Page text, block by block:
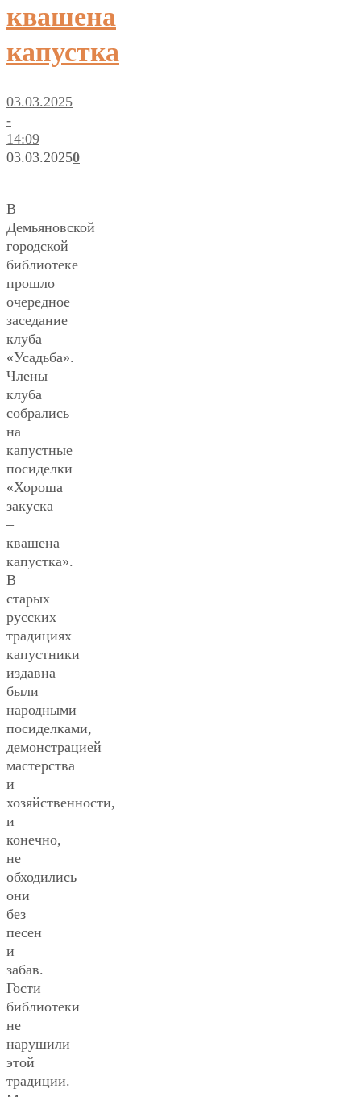
квашена
капустка
03.03.2025
-
14:09
03.03.20250
В
Демьяновской
городской
библиотеке
прошло
очередное
заседание
клуба
«Усадьба».
Члены
клуба
собрались
на
капустные
посиделки
«Хороша
закуска
–
квашена
капустка».
В
старых
русских
традициях
капустники
издавна
были
народными
посиделками,
демонстрацией
мастерства
и
хозяйственности,
и
конечно,
не
обходились
они
без
песен
и
забав.
Гости
библиотеки
не
нарушили
этой
традиции.